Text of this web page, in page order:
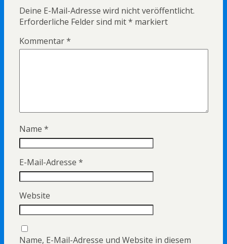
Deine E-Mail-Adresse wird nicht veröffentlicht.
Erforderliche Felder sind mit* markiert
Kommentar*
Name *
E-Mail-Adresse *
Website
Name, E-Mail-Adresse und Website in diesem